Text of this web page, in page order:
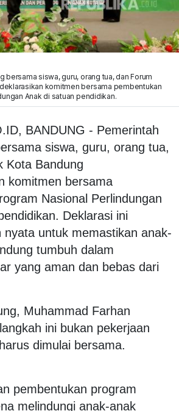
bersama siswa, guru, orang tua, dan Forum
komitmen bersama pembentukan
Anak di satuan pendidikan.
BANDUNG - Pemerintah
siswa, guru, orang tua,
Kota Bandung
komitmen bersama
Nasional Perlindungan
Deklarasi ini
nyata untuk memastikan anak-
tumbuh dalam
yang aman dan bebas dari
Muhammad Farhan
ini bukan pekerjaan
dimulai bersama.
pembentukan program
melindungi anak-anak